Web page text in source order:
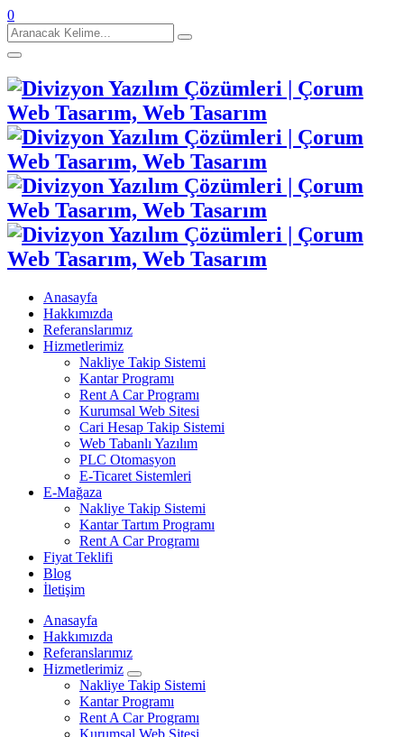
0
Aranacak
Kelime:
Anasayfa
Hakkımızda
Referanslarımız
Hizmetlerimiz
Nakliye Takip Sistemi
Kantar Programı
Rent A Car Programı
Kurumsal Web Sitesi
Cari Hesap Takip Sistemi
Web Tabanlı Yazılım
PLC Otomasyon
E-Ticaret Sistemleri
E-Mağaza
Nakliye Takip Sistemi
Kantar Tartım Programı
Rent A Car Programı
Fiyat Teklifi
Blog
İletişim
Anasayfa
Hakkımızda
Referanslarımız
Hizmetlerimiz
Nakliye Takip Sistemi
Kantar Programı
Rent A Car Programı
Kurumsal Web Sitesi